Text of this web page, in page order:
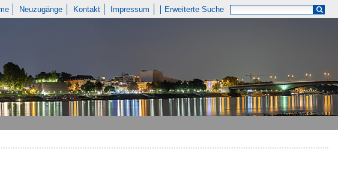
Neuzugänge Kontakt Impressum Erweiterte Suche